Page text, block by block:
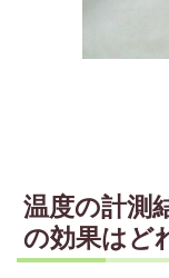
温度の計測
の効果はど